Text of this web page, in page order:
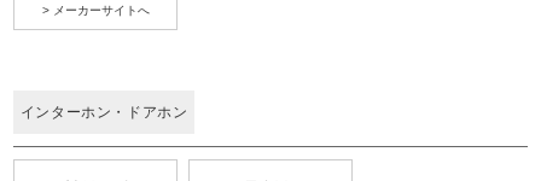
> メーカーサイトへ
インターホン・ドアホン